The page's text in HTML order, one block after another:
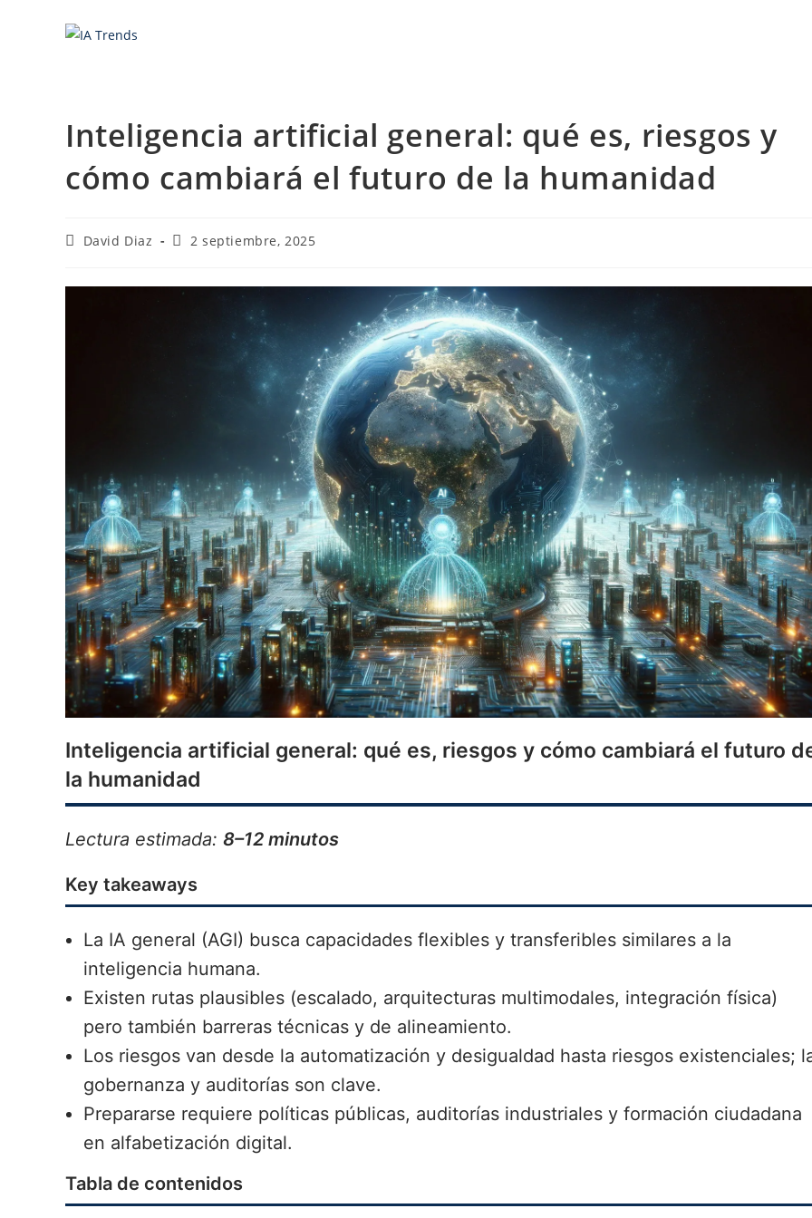
Inteligencia artificial general: qué es, riesgos y
cómo cambiará el futuro de la humanidad
Autor
entrada:
David Diaz
Última
la
2 septiembre, 2025
Inteligencia artificial general: qué es, riesgos y cómo cambiará el futuro
la humanidad
Lectura estimada: 8–12 minutos
Key takeaways
La IA general (AGI) busca capacidades flexibles y transferibles similares a la
inteligencia humana.
Existen rutas plausibles (escalado, arquitecturas multimodales, integración física)
pero también barreras técnicas y de alineamiento.
Los riesgos van desde la automatización y desigualdad hasta riesgos existenciales;
gobernanza y auditorías son clave.
Prepararse requiere políticas públicas, auditorías industriales y formación ciudadana
en alfabetización digital.
Tabla de contenidos